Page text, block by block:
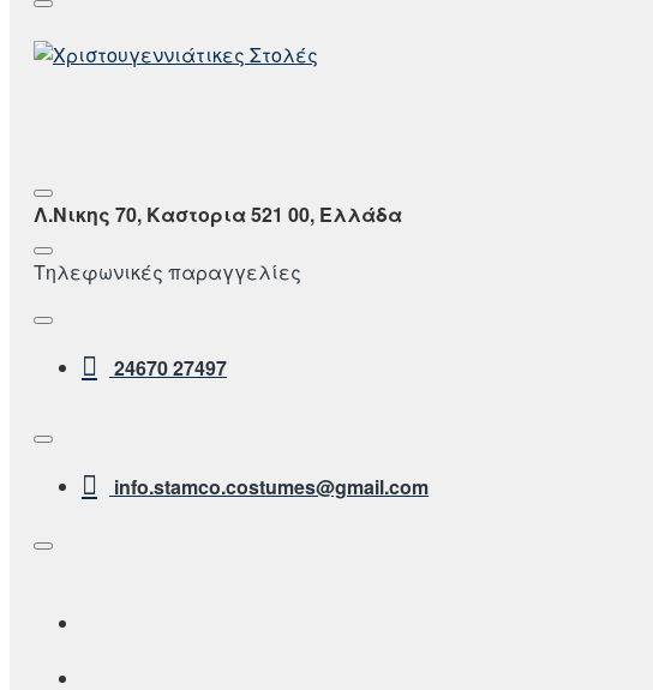
Λ.Νικης 70, Καστορια 521 00, Ελλάδα
Τηλεφωνικές παραγγελίες
24670 27497
info.stamco.costumes@gmail.com